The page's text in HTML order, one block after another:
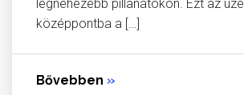
legnehezebb pillanatokon. Ezt az
középpontba a […]
Bővebben »